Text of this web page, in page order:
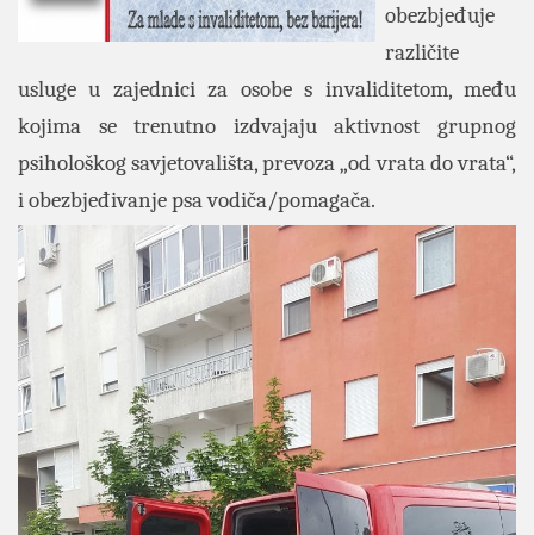
obezbjeđuje
različite
usluge u zajednici za osobe s invaliditetom, među
kojima se trenutno izdvajaju aktivnost grupnog
psihološkog savjetovališta, prevoza „od vrata do vrata“,
i obezbjeđivanje psa vodiča/pomagača.